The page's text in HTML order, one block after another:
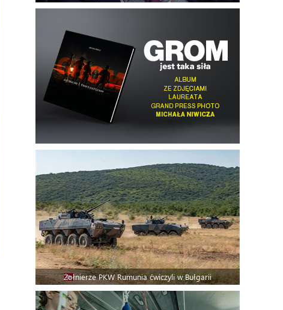
Żołnierze PKW Rumunia ćwiczyli w Bułgarii